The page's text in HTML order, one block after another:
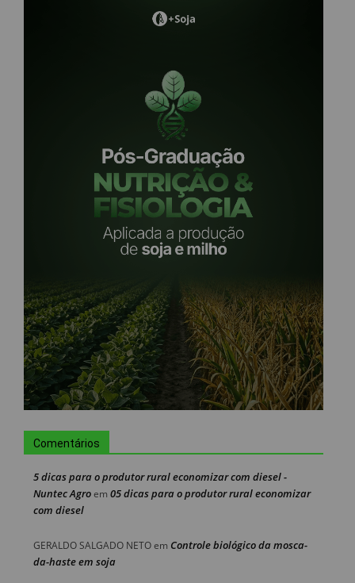
Comentários
5 dicas para o produtor rural economizar com diesel -
Nuntec Agroem 05 dicas para o produtor rural economizar
com diesel
GERALDO SALGADO NETOem Controle biológico da mosca-
da-haste em soja